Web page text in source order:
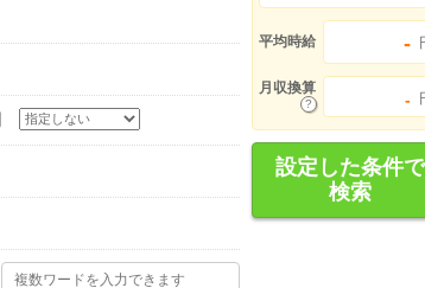
平均時給 -
月収換算
-
設定した条件で
検索